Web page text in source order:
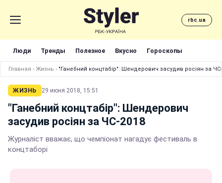
rbc.ua
Люди Тренды Полезное Вкусно Гороскопы
Главная › Жизнь › "Ганебний концтабір": Шендерович засудив росіян за ЧС-
ЖИЗНЬ 29 июня 2018, 15:51
"Ганебний концтабір": Шендерович
засудив росіян за ЧС-2018
Журналіст вважає, що чемпіонат нагадує фестиваль в
концтаборі